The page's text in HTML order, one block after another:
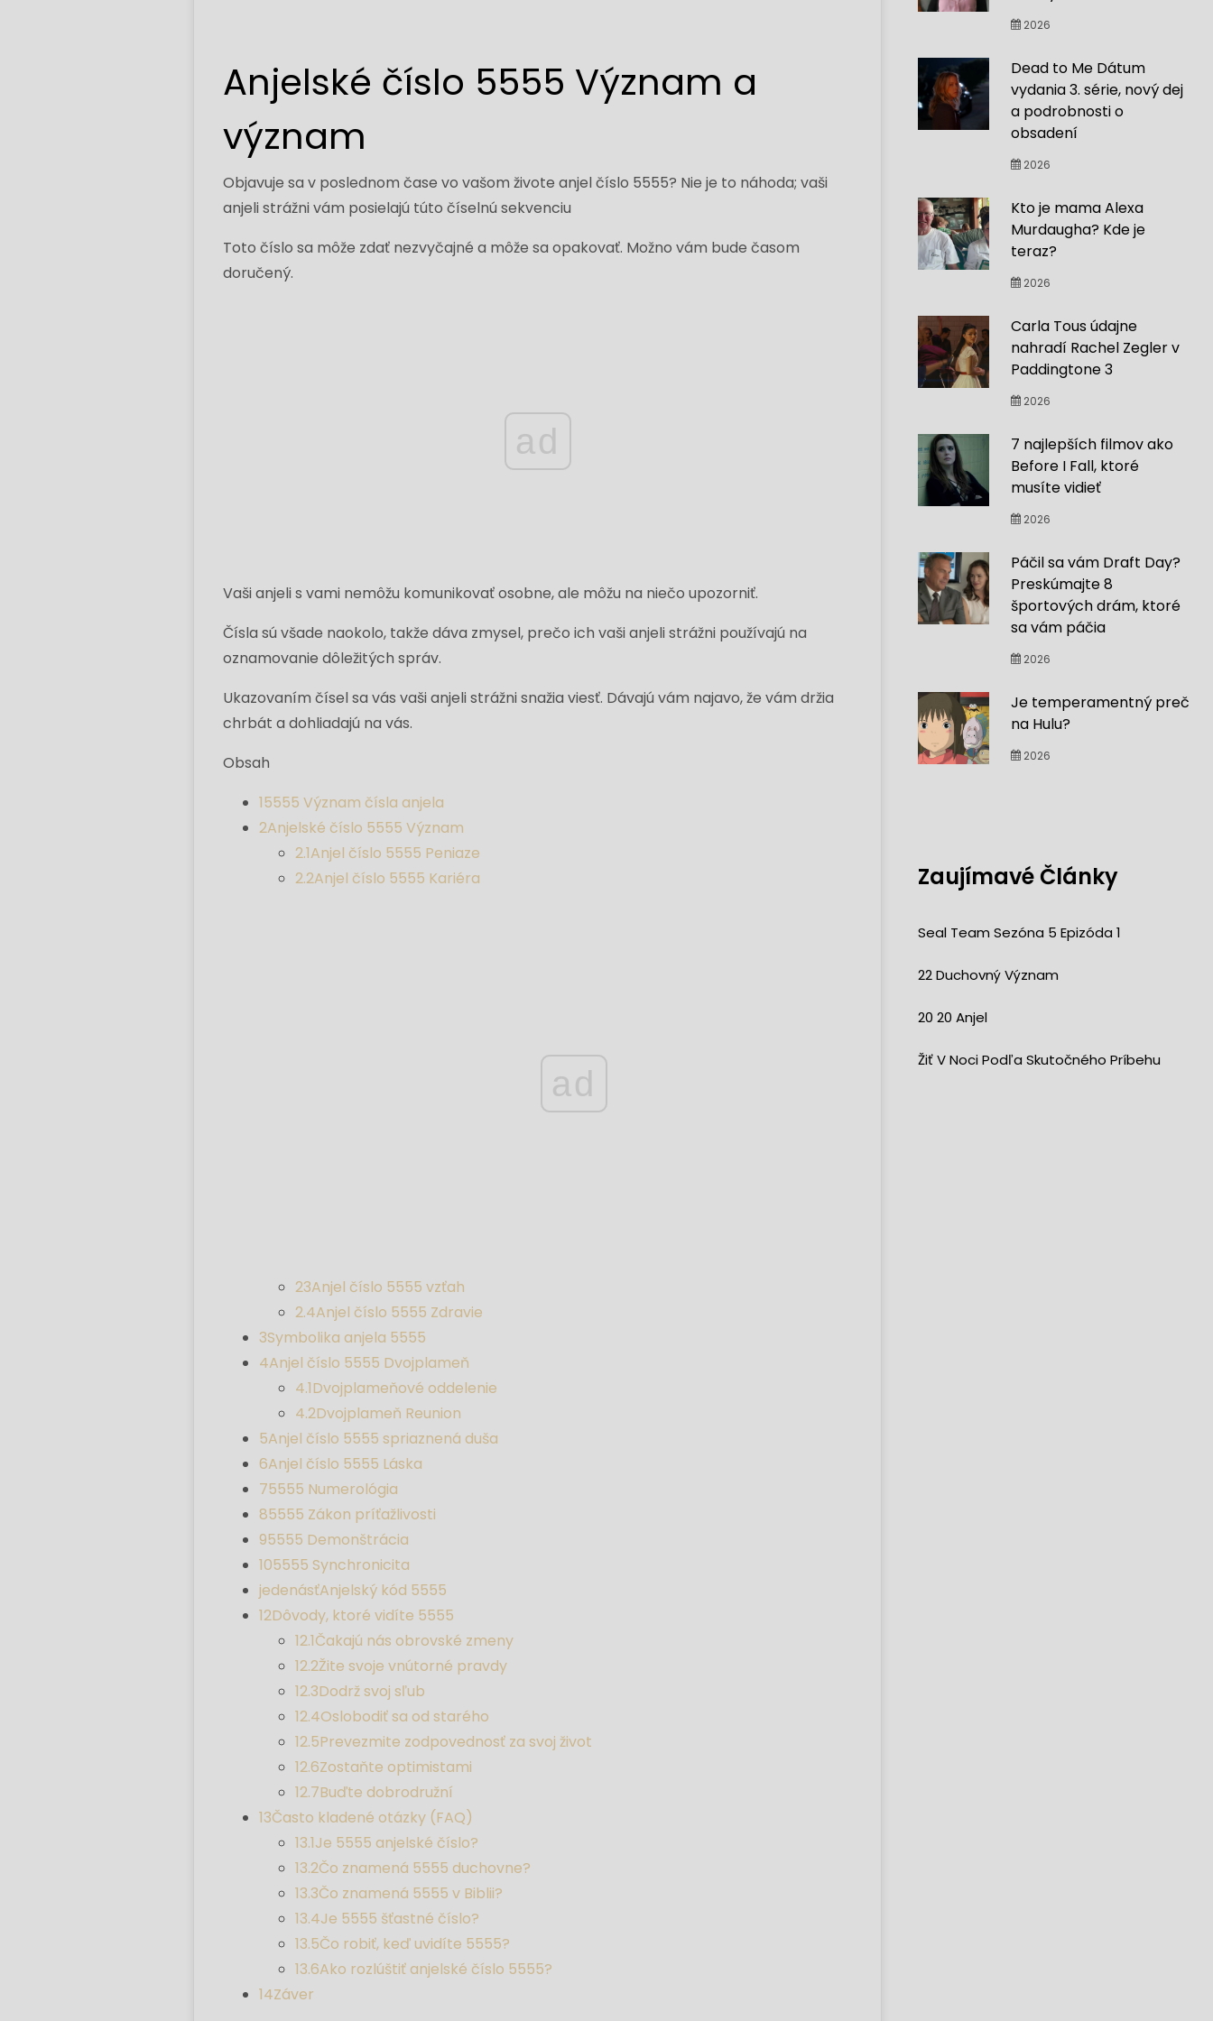
Anjelské číslo 5555 Význam a
význam
Objavuje sa v poslednom čase vo vašom živote anjel číslo 5555? Nie je to náhoda; vaši
anjeli strážni vám posielajú túto číselnú sekvenciu
Toto číslo sa môže zdať nezvyčajné a môže sa opakovať. Možno vám bude časom
doručený.
ad
Vaši anjeli s vami nemôžu komunikovať osobne, ale môžu na niečo upozorniť.
Čísla sú všade naokolo, takže dáva zmysel, prečo ich vaši anjeli strážni používajú na
oznamovanie dôležitých správ.
Ukazovaním čísel sa vás vaši anjeli strážni snažia viesť. Dávajú vám najavo, že vám držia
chrbát a dohliadajú na vás.
Obsah
15555 Význam čísla anjela
2Anjelské číslo 5555 Význam
2.1Anjel číslo 5555 Peniaze
2.2Anjel číslo 5555 Kariéra
ad
23Anjel číslo 5555 vzťah
2.4Anjel číslo 5555 Zdravie
3Symbolika anjela 5555
4Anjel číslo 5555 Dvojplameň
4.1Dvojplameňové oddelenie
4.2Dvojplameň Reunion
5Anjel číslo 5555 spriaznená duša
6Anjel číslo 5555 Láska
75555 Numerológia
85555 Zákon príťažlivosti
95555 Demonštrácia
105555 Synchronicita
jedenásťAnjelský kód 5555
12Dôvody, ktoré vidíte 5555
12.1Čakajú nás obrovské zmeny
12.2Žite svoje vnútorné pravdy
12.3Dodrž svoj sľub
12.4Oslobodiť sa od starého
12.5Prevezmite zodpovednosť za svoj život
12.6Zostaňte optimistami
12.7Buďte dobrodružní
13Často kladené otázky (FAQ)
13.1Je 5555 anjelské číslo?
13.2Čo znamená 5555 duchovne?
13.3Čo znamená 5555 v Biblii?
13.4Je 5555 šťastné číslo?
13.5Čo robiť, keď uvidíte 5555?
13.6Ako rozlúštiť anjelské číslo 5555?
14Záver
2026
Dead to Me Dátum
vydania 3. série, nový dej
a podrobnosti o
obsadení
2026
Kto je mama Alexa
Murdaugha? Kde je
teraz?
2026
Carla Tous údajne
nahradí Rachel Zegler v
Paddingtone 3
2026
7 najlepších filmov ako
Before I Fall, ktoré
musíte vidieť
2026
Páčil sa vám Draft Day?
Preskúmajte 8
športových drám, ktoré
sa vám páčia
2026
Je temperamentný preč
na Hulu?
2026
Zaujímavé Články
Seal Team Sezóna 5 Epizóda 1
22 Duchovný Význam
20 20 Anjel
Žiť V Noci Podľa Skutočného Príbehu